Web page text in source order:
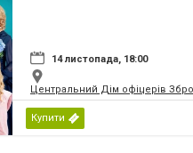
України
14 листопада, 18:00
Центральний Дім офіцерів
Купити